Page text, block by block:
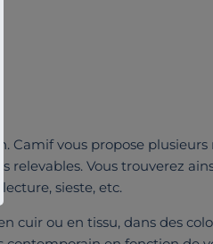
Camif vous propose
Vous trouverez
sieste, etc.
cuir ou en tissu, dans des